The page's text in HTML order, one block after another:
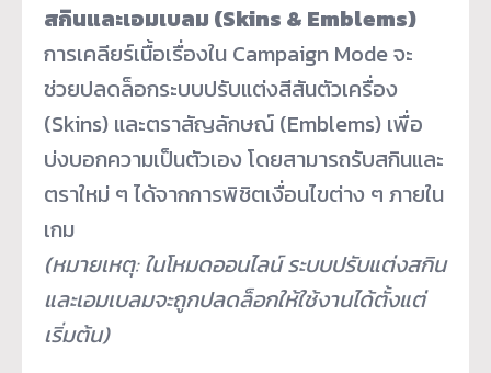
สกินและเอมเบลม (Skins & Emblems)
การเคลียร์เนื้อเรื่องใน Campaign Mode จะ
ช่วยปลดล็อกระบบปรับแต่งสีสันตัวเครื่อง
(Skins) และตราสัญลักษณ์ (Emblems) เพื่อ
บ่งบอกความเป็นตัวเอง โดยสามารถรับสกินและ
ตราใหม่ ๆ ได้จากการพิชิตเงื่อนไขต่าง ๆ ภายใน
เกม
(หมายเหตุ: ในโหมดออนไลน์ ระบบปรับแต่งสกิน
และเอมเบลมจะถูกปลดล็อกให้ใช้งานได้ตั้งแต่
เริ่มต้น)